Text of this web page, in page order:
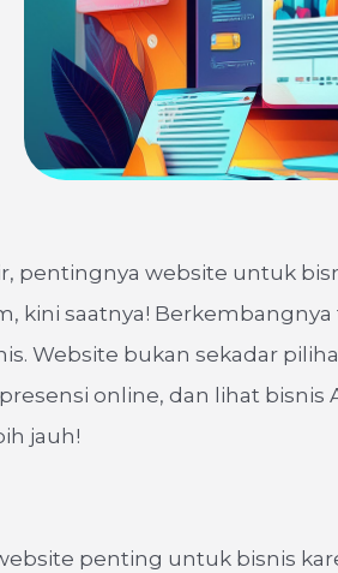
pentingnya website untuk
kini saatnya!
Website bukan sekadar
online, dan lihat bisnis
jauh!
penting untuk bisnis